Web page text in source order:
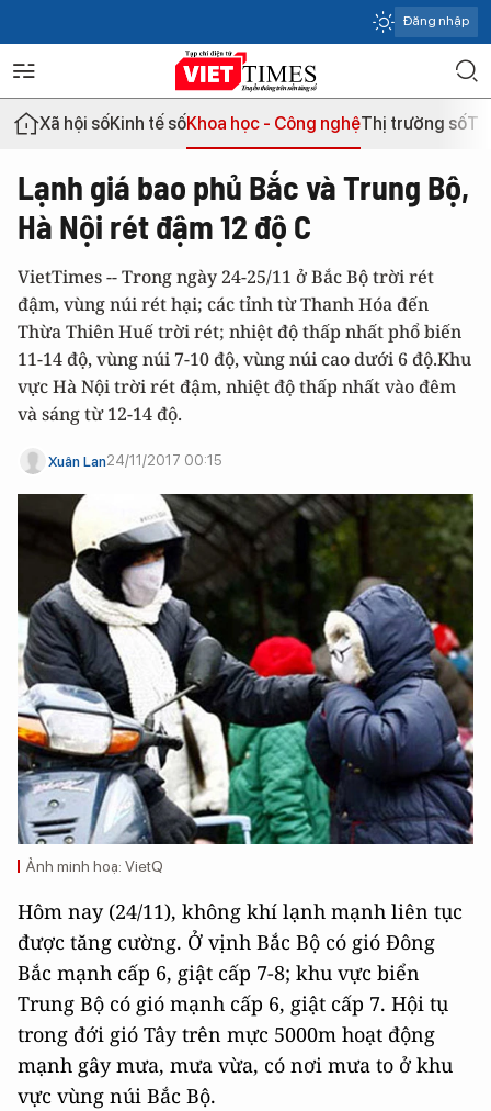
Đăng nhập
Xã hội sốKinh tế sốKhoa học - Công nghệThị trường số
Lạnh giá bao phủ Bắc và Trung Bộ,
Hà Nội rét đậm 12 độ C
VietTimes -- Trong ngày 24-25/11 ở Bắc Bộ trời rét
đậm, vùng núi rét hại; các tỉnh từ Thanh Hóa đến
Thừa Thiên Huế trời rét; nhiệt độ thấp nhất phổ biến
11-14 độ, vùng núi 7-10 độ, vùng núi cao dưới 6 độ.Khu
vực Hà Nội trời rét đậm, nhiệt độ thấp nhất vào đêm
và sáng từ 12-14 độ.
Xuân Lan24/11/2017 00:15
Ảnh minh hoạ: VietQ
Hôm nay (24/11), không khí lạnh mạnh liên tục
được tăng cường. Ở vịnh Bắc Bộ có gió Đông
Bắc mạnh cấp 6, giật cấp 7-8; khu vực biển
Trung Bộ có gió mạnh cấp 6, giật cấp 7. Hội tụ
trong đới gió Tây trên mực 5000m hoạt động
mạnh gây mưa, mưa vừa, có nơi mưa to ở khu
vực vùng núi Bắc Bộ.